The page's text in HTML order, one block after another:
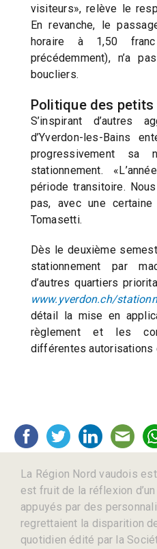
visiteurs», relève le
En revanche, le
horaire à 1,50
précédemment), n’a
boucliers.
Politique des petits
S’inspirant d’autres
d’Yverdon-les-Bains
progressivement sa
stationnement.
période transitoire.
pas, avec une
Tomasetti.
Dès le deuxième
stationnement par
d’autres quartiers
www.yverdon.ch/
détail la mise en
règlement et les
différentes autorisations
La Région Nord vaudois
est fruit de la réflexion
appuyés par des
regrettaient la disparition
quotidien édité par la